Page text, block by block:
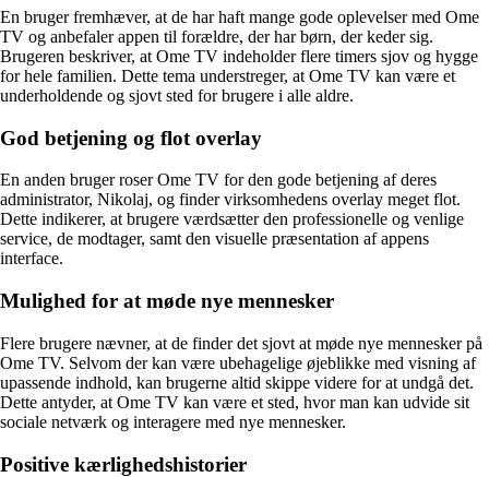
En bruger fremhæver, at de har haft mange gode oplevelser med Ome
TV og anbefaler appen til forældre, der har børn, der keder sig.
Brugeren beskriver, at Ome TV indeholder flere timers sjov og hygge
for hele familien. Dette tema understreger, at Ome TV kan være et
underholdende og sjovt sted for brugere i alle aldre.
God betjening og flot overlay
En anden bruger roser Ome TV for den gode betjening af deres
administrator, Nikolaj, og finder virksomhedens overlay meget flot.
Dette indikerer, at brugere værdsætter den professionelle og venlige
service, de modtager, samt den visuelle præsentation af appens
interface.
Mulighed for at møde nye mennesker
Flere brugere nævner, at de finder det sjovt at møde nye mennesker på
Ome TV. Selvom der kan være ubehagelige øjeblikke med visning af
upassende indhold, kan brugerne altid skippe videre for at undgå det.
Dette antyder, at Ome TV kan være et sted, hvor man kan udvide sit
sociale netværk og interagere med nye mennesker.
Positive kærlighedshistorier